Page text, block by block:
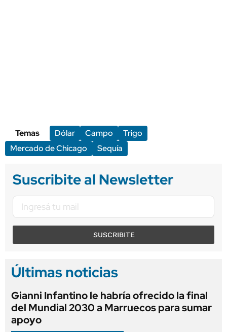
Temas Dólar Campo
Trigo
Mercado de Chicago
Sequía
Suscribite al Newsletter
SUSCRIBITE
Últimas noticias
Gianni Infantino le habría ofrecido la final
del Mundial 2030 a Marruecos para sumar
apoyo